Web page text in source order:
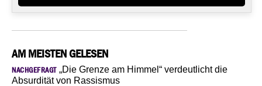
AM MEISTEN GELESEN
NACHGEFRAGT„Die Grenze am Himmel“ verdeutlicht die
Absurdität von Rassismus